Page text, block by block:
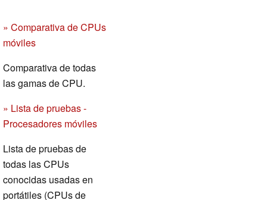
» Comparativa de CPUs
móviles
Comparativa de todas
las gamas de CPU.
» Lista de pruebas -
Procesadores móviles
Lista de pruebas de
todas las CPUs
conocidas usadas en
portátiles (CPUs de